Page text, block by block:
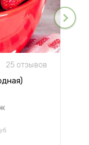
25 отзывов